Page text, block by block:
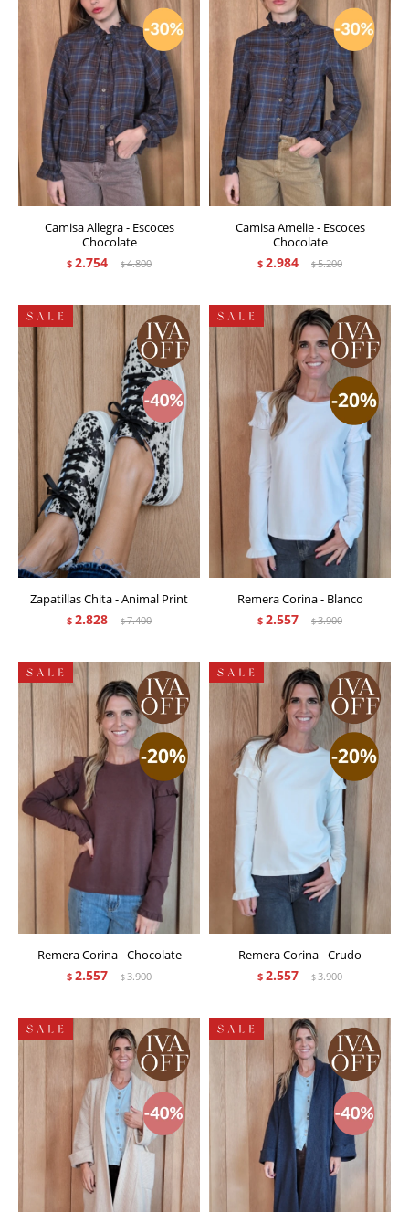
Camisa Allegra - Escoces
Chocolate
$ 2.754 $4.800
Camisa Amelie - Escoces
Chocolate
$ 2.984 $5.200
Zapatillas Chita - Animal Print
$ 2.828 $7.400
Remera Corina - Blanco
$ 2.557 $3.900
Remera Corina - Chocolate
$ 2.557 $3.900
Remera Corina - Crudo
$ 2.557 $3.900